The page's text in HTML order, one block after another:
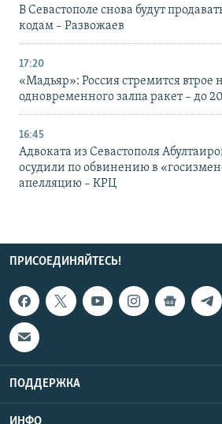
В Севастополе снова будут
кодам – Развожаев
17:20
«Мадьяр»: Россия стремится втрое
одновременного залпа ракет – до
16:45
Адвоката из Севастополя
осудили по обвинению в
апелляцию – КРЦ
ПРИСОЕДИНЯЙТЕСЬ!
ПОДДЕРЖКА